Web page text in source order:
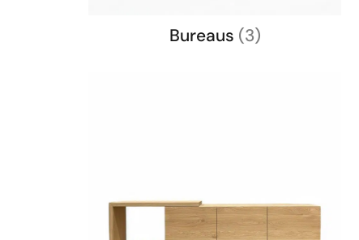
Bureaus (3)